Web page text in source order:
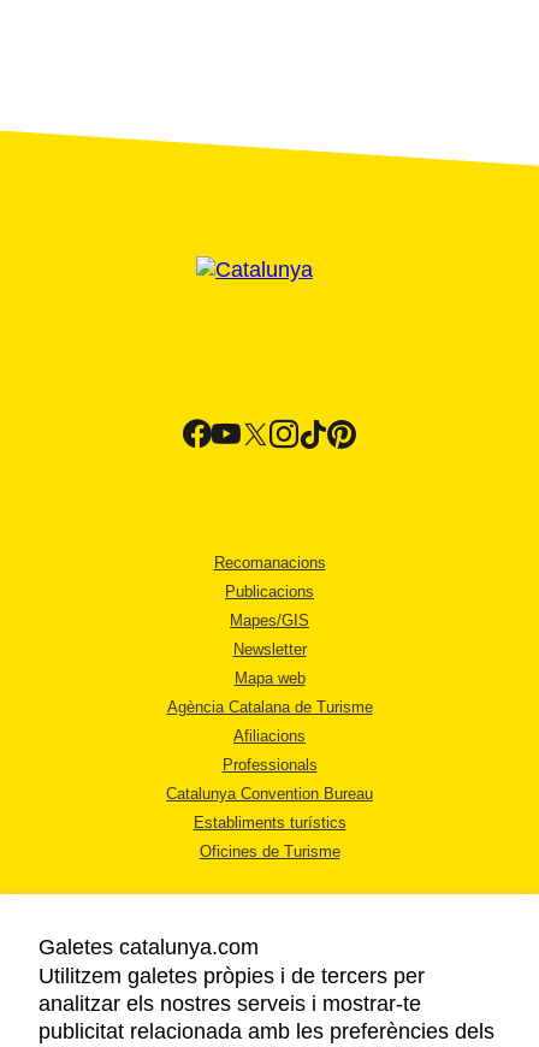
Recomanacions
Publicacions
Mapes/GIS
Newsletter
Mapa web
Agència Catalana de Turisme
Afiliacions
Professionals
Catalunya Convention Bureau
Establiments turístics
Oficines de Turisme
AVÍS LEGAL
Galetes catalunya.com
Utilitzem galetes pròpies i de tercers per
analitzar els nostres serveis i mostrar-te
publicitat relacionada amb les preferències dels